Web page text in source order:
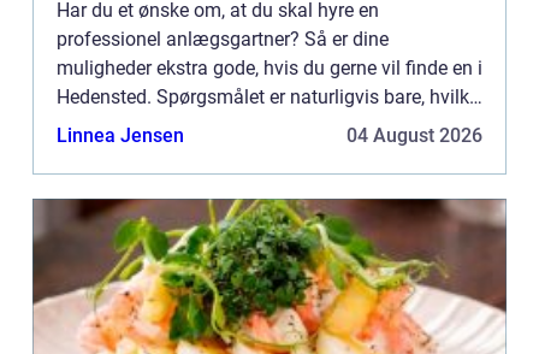
Har du et ønske om, at du skal hyre en
professionel anlægsgartner? Så er dine
muligheder ekstra gode, hvis du gerne vil finde en i
Hedensted. Spørgsmålet er naturligvis bare, hvilke
opgaver en anlægsgartner helt præcist kan hjælpe
Linnea Jensen 04 August 2026